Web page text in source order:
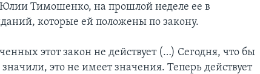
Тимошенко, на прошлой неделе ее в
которые ей положены по закону.
этот закон не действует (…) Сегодня, что бы
это не имеет значения. Теперь действует